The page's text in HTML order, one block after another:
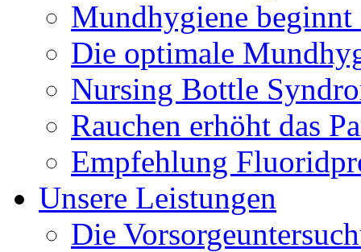
Mundhygiene beginnt
Die optimale
Nursing Bottle
Rauchen erhöht das
Empfehlung
Unsere Leistungen
Die